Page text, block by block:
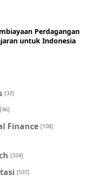
Perdagangan
untuk Indonesia
[32]
[46]
Finance [108]
[324]
[537]